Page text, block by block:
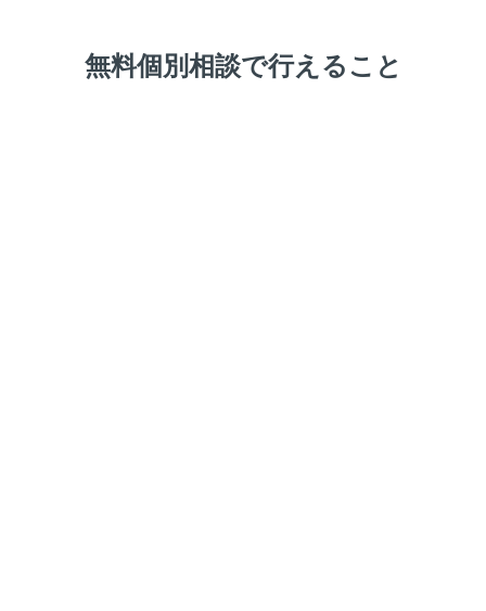
無料個別相談で行えること